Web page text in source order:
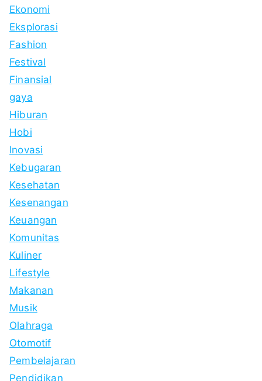
Ekonomi
Eksplorasi
Fashion
Festival
Finansial
gaya
Hiburan
Hobi
Inovasi
Kebugaran
Kesehatan
Kesenangan
Keuangan
Komunitas
Kuliner
Lifestyle
Makanan
Musik
Olahraga
Otomotif
Pembelajaran
Pendidikan